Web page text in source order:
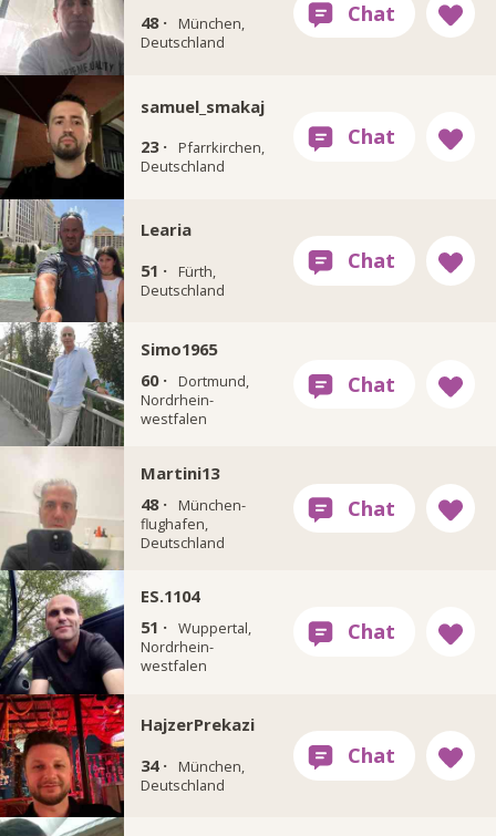
48 ·
München,
Deutschland
samuel_smakaj
23 ·
Pfarrkirchen,
Deutschland
Learia
51 ·
Fürth,
Deutschland
Simo1965
60 ·
Dortmund,
Nordrhein-
westfalen
Martini13
48 ·
München-
flughafen,
Deutschland
ES.1104
51 · Wuppertal,
Nordrhein-
westfalen
HajzerPrekazi
34 ·
München,
Deutschland